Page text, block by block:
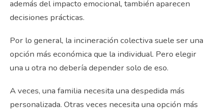
además del impacto emocional, también aparecen
decisiones prácticas.
Por lo general, la incineración colectiva suele ser una
opción más económica que la individual. Pero elegir
una u otra no debería depender solo de eso.
A veces, una familia necesita una despedida más
personalizada. Otras veces necesita una opción más